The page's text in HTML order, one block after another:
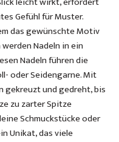
Gefühl für Muster.
das gewünschte Motiv
Nadeln in ein
Nadeln führen die
oder Seidengarne. Mit
gekreuzt und gedreht, bis
zu zarter Spitze
Schmuckstücke oder
Unikat, das viele